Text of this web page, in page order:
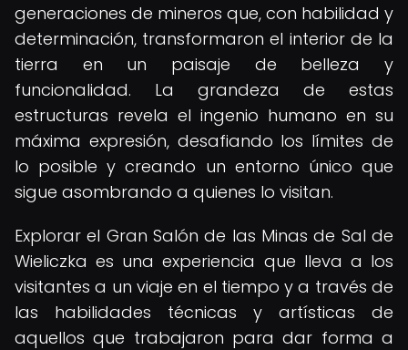
generaciones de mineros que, con habilidad y
determinación, transformaron el interior de la
tierra en un paisaje de belleza y
funcionalidad. La grandeza de estas
estructuras revela el ingenio humano en su
máxima expresión, desafiando los límites de
lo posible y creando un entorno único que
sigue asombrando a quienes lo visitan.
Explorar el Gran Salón de las Minas de Sal de
Wieliczka es una experiencia que lleva a los
visitantes a un viaje en el tiempo y a través de
las habilidades técnicas y artísticas de
aquellos que trabajaron para dar forma a